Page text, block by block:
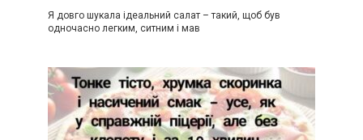
Я довго шукала ідеальний салат – такий, щоб був
одночасно легким, ситним і мав